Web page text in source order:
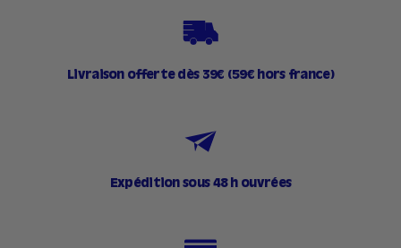
Livraison offerte dès 39€ (59€ hors france)
Expédition sous 48 h ouvrées